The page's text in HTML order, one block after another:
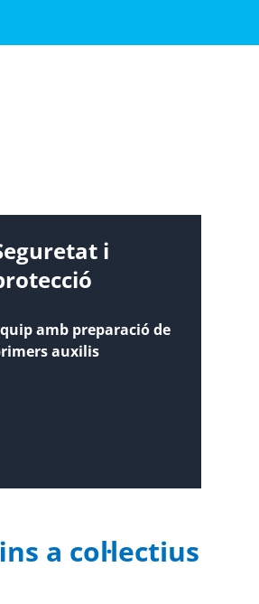
i
amb preparació de
auxilis
a col·lectius